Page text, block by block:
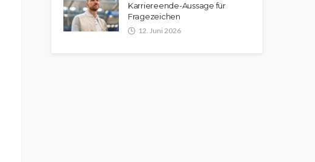
Karriereende-Aussage für
Fragezeichen
12. Juni 2026